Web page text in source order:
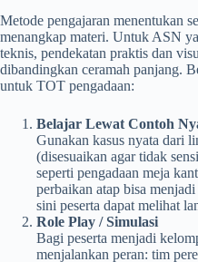
Metode pengajaran menentukan
menangkap materi. Untuk ASN
teknis, pendekatan praktis dan
dibandingkan ceramah panjang.
untuk TOT pengadaan:
Belajar Lewat Contoh
Gunakan kasus nyata dari
(disesuaikan agar tidak
seperti pengadaan meja
perbaikan atap bisa
sini peserta dapat melihat
Role Play / Simulasi
Bagi peserta menjadi
menjalankan peran: tim